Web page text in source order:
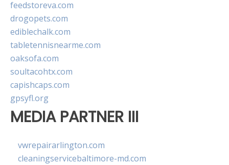
feedstoreva.com
drogopets.com
ediblechalk.com
tabletennisnearme.com
oaksofa.com
soultacohtx.com
capishcaps.com
gpsyfl.org
MEDIA PARTNER III
vwrepairarlington.com
cleaningservicebaltimore-md.com